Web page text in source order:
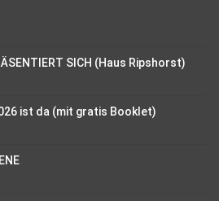
SICH (Haus Ripshorst)
ist da (mit gratis Booklet)